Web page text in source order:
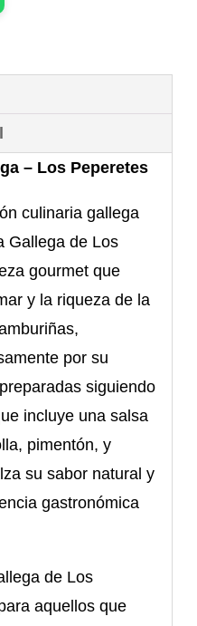
– Los Peperetes
culinaria gallega
Gallega de Los
gourmet que
y la riqueza de la
por su
siguiendo
incluye una salsa
pimentón, y
su sabor natural y
gastronómica
de Los
aquellos que